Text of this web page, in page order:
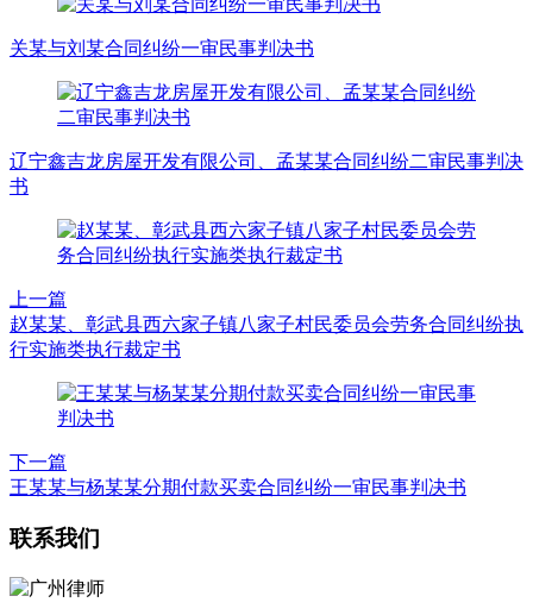
关某与刘某合同纠纷一审民事判决书
辽宁鑫吉龙房屋开发有限公司、孟某某合同纠纷二审民事判决
书
上一篇
赵某某、彰武县西六家子镇八家子村民委员会劳务合同纠纷执
行实施类执行裁定书
下一篇
王某某与杨某某分期付款买卖合同纠纷一审民事判决书
联系我们